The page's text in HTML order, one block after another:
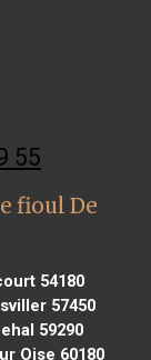
55
fioul De
54180
57450
59290
Oise 60180